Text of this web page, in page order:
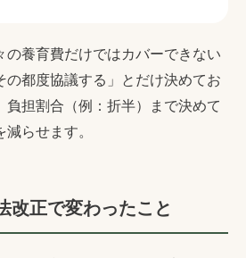
の養育費だけではカバーできない
の都度協議する」とだけ決めてお
負担割合（例：折半）まで決めて
らせます。
正で変わったこと